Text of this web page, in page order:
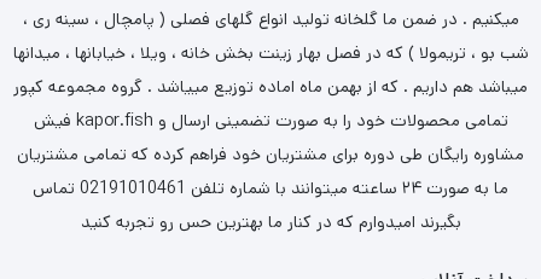
میکنیم . در ضمن ما گلخانه تولید انواع گلهای فصلی ( پامچال ، سینه ری ،
شب بو ، تریمولا ) که در فصل بهار زینت بخش خانه ، ویلا ، خیابانها ، میدانها
میباشد هم داریم . که از بهمن ماه اماده توزیع مییاشد . گروه مجموعه کپور
فیش kapor.fish تمامی محصولات خود را به صورت تضمینی ارسال و
مشاوره رایگان طی دوره برای مشتریان خود فراهم کرده که تمامی مشتریان
ما به صورت ۲۴ ساعته میتوانند با شماره تلفن 02191010461 تماس
بگیرند امیدوارم که در کنار ما بهترین حس رو تجربه کنید